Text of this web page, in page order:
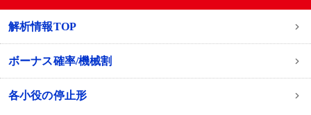
解析情報TOP
ボーナス確率/機械割
各小役の停止形